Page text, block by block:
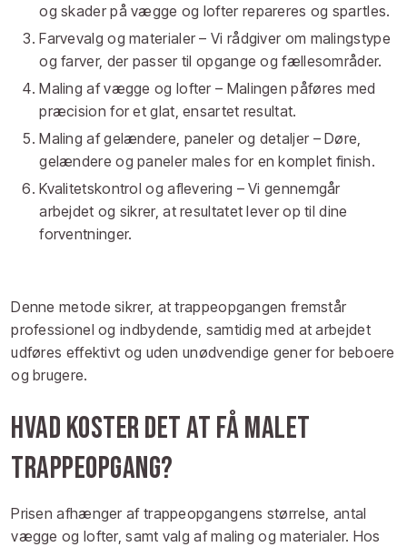
og skader på vægge og lofter repareres og spartles.
Farvevalg og materialer – Vi rådgiver om malingstype
og farver, der passer til opgange og fællesområder.
Maling af vægge og lofter – Malingen påføres med
præcision for et glat, ensartet resultat.
Maling af gelændere, paneler og detaljer – Døre,
gelændere og paneler males for en komplet finish.
Kvalitetskontrol og aflevering – Vi gennemgår
arbejdet og sikrer, at resultatet lever op til dine
forventninger.
Denne metode sikrer, at trappeopgangen fremstår
professionel og indbydende, samtidig med at arbejdet
udføres effektivt og uden unødvendige gener for beboere
og brugere.
Hvad koster det at få malet
trappeopgang?
Prisen afhænger af trappeopgangens størrelse, antal
vægge og lofter, samt valg af maling og materialer. Hos